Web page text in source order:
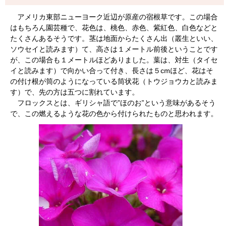
アメリカ東部ニューヨーク近辺が原産の宿根草です。この場合
はもちろん園芸種で、花色は、桃色、赤色、紫紅色、白色などと
たくさんあるそうです。茎は地面からたくさん出（叢生といい、
ソウセイと読みます）て、高さは１メートル前後ということです
が、この場合も１メートルほどありました。葉は、対生（タイセ
イと読みます）で向かい合って付き、長さは５cmほど、花はそ
の付け根が筒のようになっている筒状花（トウジョウカと読みま
す）で、先の方は五つに割れています。
フロックスとは、ギリシャ語で”ほのお”という意味があるそう
で、この燃えるような花の色から付けられたものと思われます。